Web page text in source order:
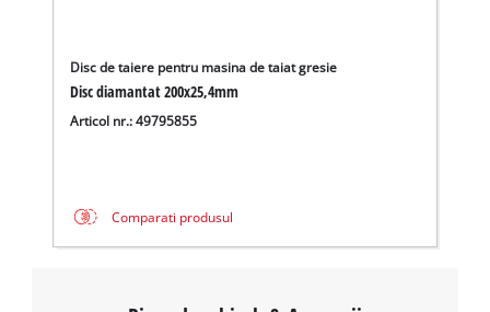
This content is not permitted to load due
to trackers that are not disclosed to the
visitor. The website owner needs to setup
Management Platform
Disc de taiere pentru masina de taiat gresie
Disc diamantat 200x25,4mm
Articol nr.: 49795855
Comparati produsul